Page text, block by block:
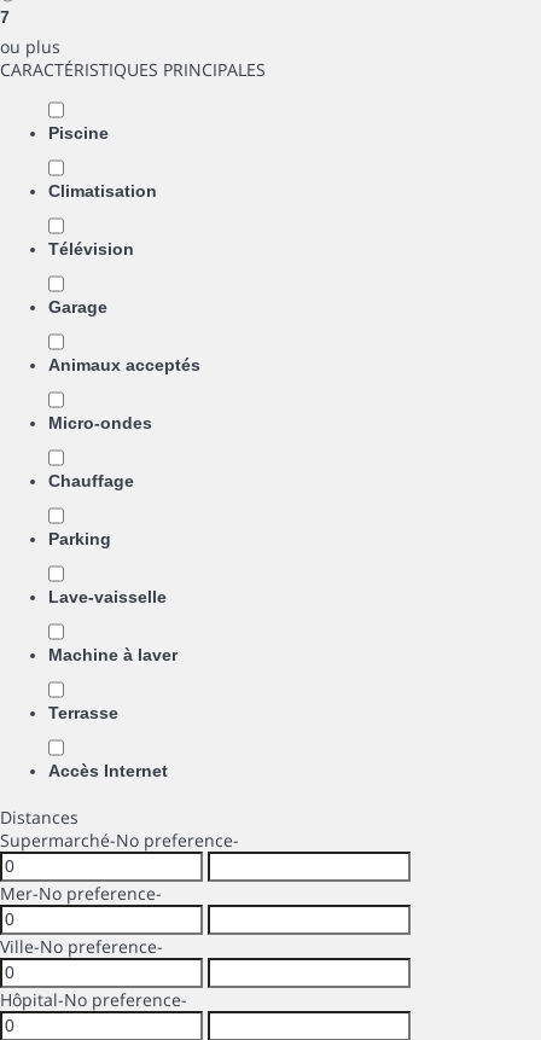
7
ou plus
CARACTÉRISTIQUES PRINCIPALES
Piscine
Climatisation
Télévision
Garage
Animaux acceptés
Micro-ondes
Chauffage
Parking
Lave-vaisselle
Machine à laver
Terrasse
Accès Internet
Distances
Supermarché-No preference-
Mer-No preference-
Ville-No preference-
Hôpital-No preference-